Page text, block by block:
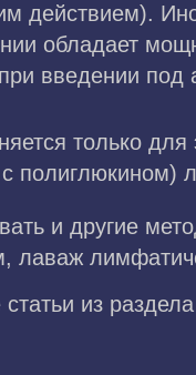
действием).
обладает
введении под
только для
полиглюкином)
и другие
лаваж
статьи из раздела